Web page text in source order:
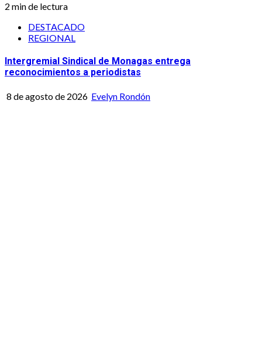
2 min de lectura
DESTACADO
REGIONAL
Intergremial Sindical de Monagas entrega
reconocimientos a periodistas
8 de agosto de 2026 Evelyn Rondón